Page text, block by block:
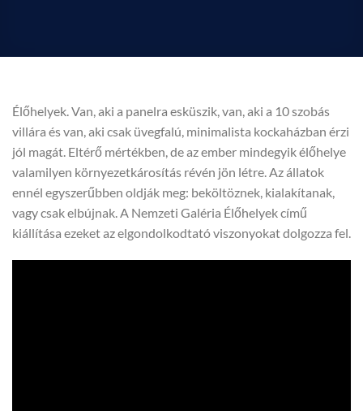
Élőhelyek. Van, aki a panelra esküszik, van, aki a 10 szobás
villára és van, aki csak üvegfalú, minimalista kockaházban érzi
jól magát. Eltérő mértékben, de az ember mindegyik élőhelye
valamilyen környezetkárosítás révén jön létre. Az állatok
ennél egyszerűbben oldják meg: beköltöznek, kialakítanak,
vagy csak elbújnak. A Nemzeti Galéria Élőhelyek című
kiállítása ezeket az elgondolkodtató viszonyokat dolgozza fel.